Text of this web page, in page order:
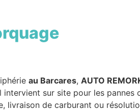
au Barcares, AUTO
sur site pour les pannes
livraison de carburant ou